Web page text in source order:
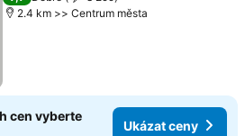
2.4 km >> Centrum města
cen vyberte
Ukázat ceny